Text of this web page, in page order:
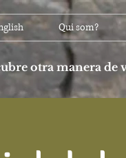
Qui som?
otra manera de